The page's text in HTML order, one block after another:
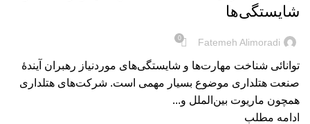
شایستگی‌ها
Fatemeh Alimoradi
0
توانائی شناخت مهارت‌ها و شایستگی‌های موردنیاز رهبران آیندۀ
صنعت هتلداری موضوع بسیار مهمی است. شرکت‌های هتلداری
همچون ماریوت بین‌الملل و...
ادامه مطلب